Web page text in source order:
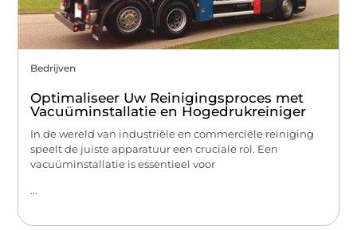
Bedrijven
Optimaliseer Uw Reinigingsproces met
Vacuüminstallatie en Hogedrukreiniger
In de wereld van industriële en commerciële reiniging
speelt de juiste apparatuur een cruciale rol. Een
vacuüminstallatie is essentieel voor
...